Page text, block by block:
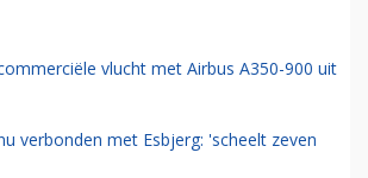
vlucht met Airbus A350-900 uit
verbonden met Esbjerg: 'scheelt zeven